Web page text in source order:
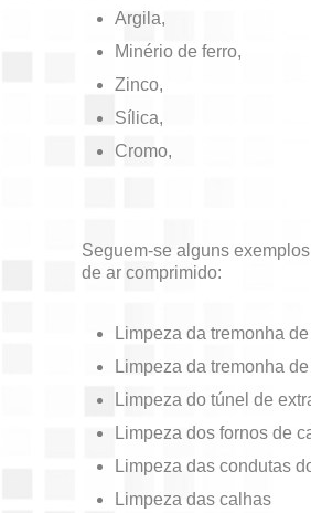
Argila,
Minério de ferro,
Zinco,
Sílica,
Cromo,
Seguem-se alguns
de ar comprimido:
Limpeza da tremonha
Limpeza da tremonha
Limpeza do túnel de
Limpeza dos fornos de
Limpeza das condutas
Limpeza das calhas